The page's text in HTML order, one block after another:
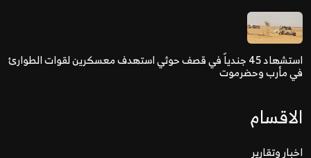
استشهاد 45 جندياً في قصف حوثي استهدف معسكرين لقوات الطوارئ
في مأرب وحضرموت
الاقسام
اخبار وتقارير